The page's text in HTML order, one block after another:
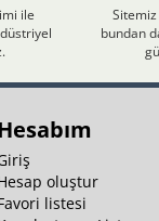
ile
bundan
oluştur
listesi